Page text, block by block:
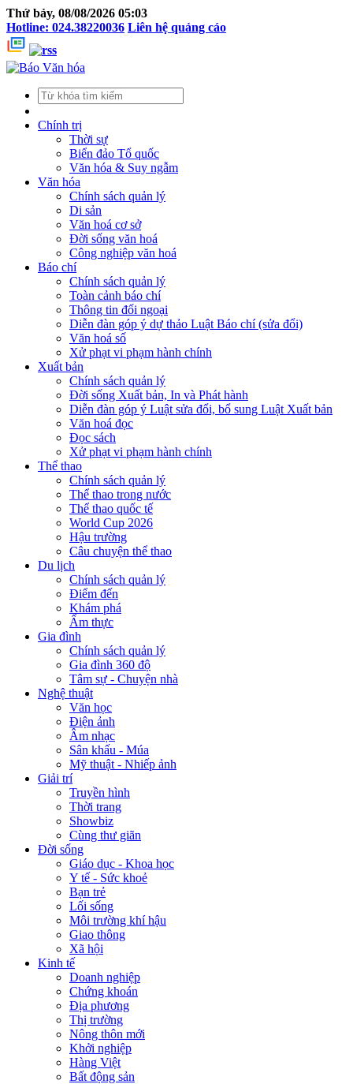
Thứ bảy, 08/08/2026 05:03
Hotline: 024.38220036 Liên hệ quảng cáo
Chính trị
Thời sự
Biển đảo Tổ quốc
Văn hóa & Suy ngẫm
Văn hóa
Chính sách quản lý
Di sản
Văn hoá cơ sở
Đời sống văn hoá
Công nghiệp văn hoá
Báo chí
Chính sách quản lý
Toàn cảnh báo chí
Thông tin đối ngoại
Diễn đàn góp ý dự thảo Luật Báo chí (sửa đổi)
Văn hoá số
Xử phạt vi phạm hành chính
Xuất bản
Chính sách quản lý
Đời sống Xuất bản, In và Phát hành
Diễn đàn góp ý Luật sửa đổi, bổ sung Luật Xuất bản
Văn hoá đọc
Đọc sách
Xử phạt vi phạm hành chính
Thể thao
Chính sách quản lý
Thể thao trong nước
Thể thao quốc tế
World Cup 2026
Hậu trường
Câu chuyện thể thao
Du lịch
Chính sách quản lý
Điểm đến
Khám phá
Ẩm thực
Gia đình
Chính sách quản lý
Gia đình 360 độ
Tâm sự - Chuyện nhà
Nghệ thuật
Văn học
Điện ảnh
Âm nhạc
Sân khấu - Múa
Mỹ thuật - Nhiếp ảnh
Giải trí
Truyền hình
Thời trang
Showbiz
Cùng thư giãn
Đời sống
Giáo dục - Khoa học
Y tế - Sức khoẻ
Bạn trẻ
Lối sống
Môi trường khí hậu
Giao thông
Xã hội
Kinh tế
Doanh nghiệp
Chứng khoán
Địa phương
Thị trường
Nông thôn mới
Khởi nghiệp
Hàng Việt
Bất động sản